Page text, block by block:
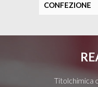
CONFEZIONE
Titolchimica